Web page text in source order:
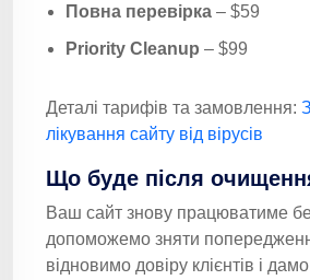
Повна перевірка – $59
Priority Cleanup – $99
Деталі тарифів та замовлення:
лікування сайту від вірусів
Що буде після
Ваш сайт знову працюватиме
допоможемо зняти
відновимо довіру клієнтів і